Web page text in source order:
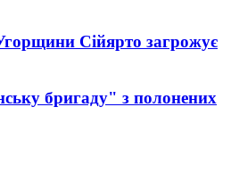
Сійярто загрожує
бригаду" з полонених